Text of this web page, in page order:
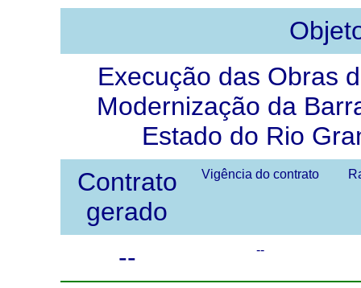
Execução das Obras
Modernização da
Estado do Rio
Contrato
gerado
Vigência do contrato
-- --